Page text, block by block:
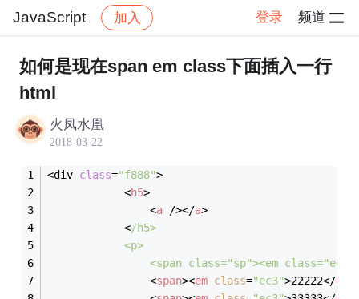
JavaScript 加入 登录 频道
社区 JavaScript 帖子详情
如何是现在span em class下面插入一行
html
火凤水凰
2018-03-22
<div class="f888">
<h5>
<a /></a>
            <
/h5>
<p>
<span class="sp"><em class="ec"
<span><em class="ec3">22222</em